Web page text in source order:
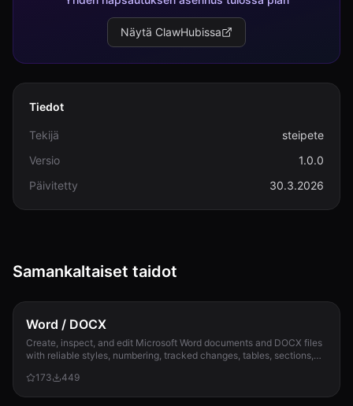
Näytä ClawHubissa
Tiedot
Tekijä
steipete
Versio
1.0.0
Päivitetty
30.3.2026
Samankaltaiset taidot
Word / DOCX
Create, inspect, and edit Microsoft Word documents and DOCX files
with reliable styles, numbering, tracked changes, tables, sections,
173
449